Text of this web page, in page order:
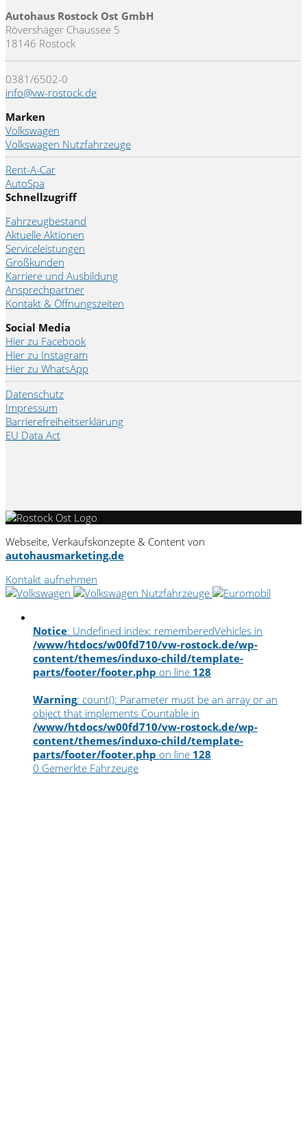
Autohaus Rostock Ost GmbH
Rövershäger Chaussee 5
18146 Rostock
0381/6502-0
info@vw-rostock.de
Marken
Volkswagen
Volkswagen Nutzfahrzeuge
Rent-A-Car
AutoSpa
Schnellzugriff
Fahrzeugbestand
Aktuelle Aktionen
Serviceleistungen
Großkunden
Karriere und Ausbildung
Ansprechpartner
Kontakt & Öffnungszeiten
Social Media
Hier zu Facebook
Hier zu Instagram
Hier zu WhatsApp
Datenschutz
Impressum
Barrierefreiheitserklärung
EU Data Act
Webseite, Verkaufskonzepte & Content von
autohausmarketing.de
Kontakt aufnehmen
Notice: Undefined index: rememberedVehicles in
/www/htdocs/w00fd710/vw-rostock.de/wp-
content/themes/induxo-child/template-
parts/footer/footer.php on line 128
Warning: count(): Parameter must be an array or an
object that implements Countable in
/www/htdocs/w00fd710/vw-rostock.de/wp-
content/themes/induxo-child/template-
parts/footer/footer.php on line 128
0 Gemerkte Fahrzeuge